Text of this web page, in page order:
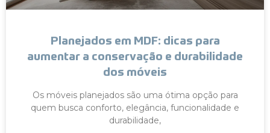
Planejados em MDF: dicas para
aumentar a conservação e durabilidade
dos móveis
Os móveis planejados são uma ótima opção para
quem busca conforto, elegância, funcionalidade e
durabilidade,